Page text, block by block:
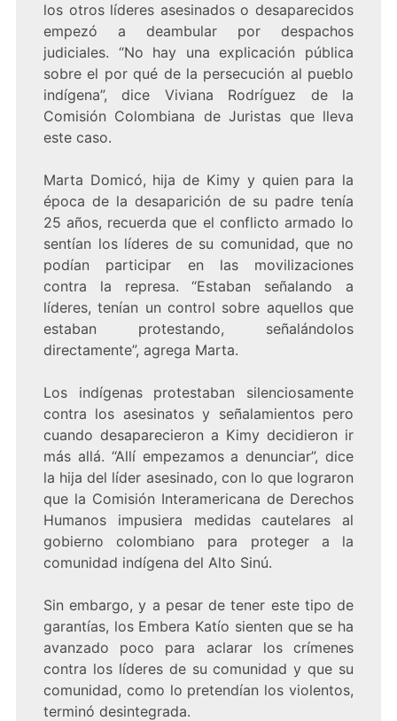
los otros líderes asesinados o desaparecidos
empezó a deambular por despachos
judiciales. “No hay una explicación pública
sobre el por qué de la persecución al pueblo
indígena”, dice Viviana Rodríguez de la
Comisión Colombiana de Juristas que lleva
este caso.
Marta Domicó, hija de Kimy y quien para la
época de la desaparición de su padre tenía
25 años, recuerda que el conflicto armado lo
sentían los líderes de su comunidad, que no
podían participar en las movilizaciones
contra la represa. “Estaban señalando a
líderes, tenían un control sobre aquellos que
estaban protestando, señalándolos
directamente”, agrega Marta.
Los indígenas protestaban silenciosamente
contra los asesinatos y señalamientos pero
cuando desaparecieron a Kimy decidieron ir
más allá. “Allí empezamos a denunciar”, dice
la hija del líder asesinado, con lo que lograron
que la Comisión Interamericana de Derechos
Humanos impusiera medidas cautelares al
gobierno colombiano para proteger a la
comunidad indígena del Alto Sinú.
Sin embargo, y a pesar de tener este tipo de
garantías, los Embera Katío sienten que se ha
avanzado poco para aclarar los crímenes
contra los líderes de su comunidad y que su
comunidad, como lo pretendían los violentos,
terminó desintegrada.